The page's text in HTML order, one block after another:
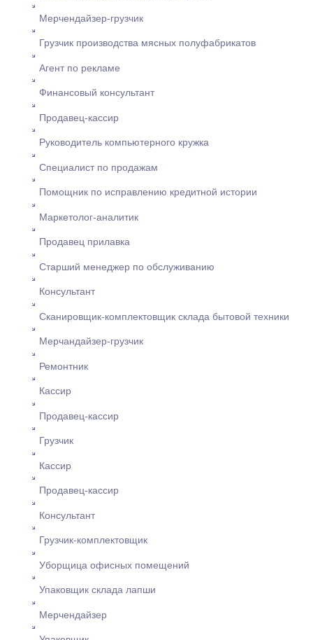
Мерчендайзер-грузчик
Грузчик производства мясных полуфабрикатов
Агент по рекламе
Финансовый консультант
Продавец-кассир
Руководитель компьютерного кружка
Специалист по продажам
Помощник по исправлению кредитной истории
Маркетолог-аналитик
Продавец прилавка
Старший менеджер по обслуживанию
Консультант
Сканировщик-комплектовщик склада бытовой техники
Мерчандайзер-грузчик
Ремонтник
Кассир
Продавец-кассир
Грузчик
Кассир
Продавец-кассир
Консультант
Грузчик-комплектовщик
Уборщица офисных помещений
Упаковщик склада лапши
Мерчендайзер